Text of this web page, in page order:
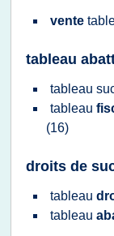
vente
tableau
tableau
tableau
(16)
droits de
tableau
tableau